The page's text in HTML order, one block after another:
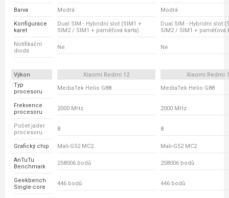
Barva Modrá Modrá
Konfigurace
karet
Dual SIM - Hybridní slot (SIM1 +
SIM2 / SIM1 + paměťová karta)
Dual SIM - Hybridní slot
SIM2 / SIM1 + paměťová
Notifikační
dioda
Ne Ne
Výkon Xiaomi Redmi 12
Xiaomi Redmi
Typ
procesoru
MediaTek Helio G88 MediaTek Helio G88
Frekvence
procesoru
2000 MHz 2000 MHz
Počet jader
procesoru
8 8
Grafický chip Mali-G52 MC2 Mali-G52 MC2
AnTuTu
Benchmark
258006 bodů 258006 bodů
Geekbench
Single-core
446 bodů 446 bodů